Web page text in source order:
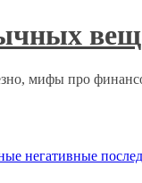
мифы про
негативные